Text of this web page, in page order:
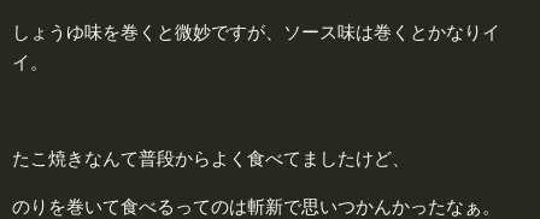
しょうゆ味を巻くと微妙ですが、ソース味は巻くとかなりイ
イ。
たこ焼きなんて普段からよく食べてましたけど、
のりを巻いて食べるってのは斬新で思いつかんかったなぁ。